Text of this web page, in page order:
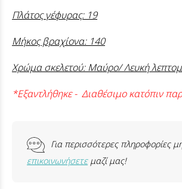
Πλάτος γέφυρας: 19
Μήκος βραχίονα: 140
Χρώμα σκελετού: Μαύρο/ Λευκή
*Εξαντλήθηκε- Διαθέσιμο κατόπιν
Για περισσότερες πληροφορίες
επικοινωνήσετεμαζί μας!